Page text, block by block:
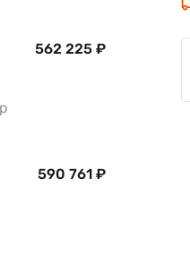
562 225 ₽
590 761 ₽